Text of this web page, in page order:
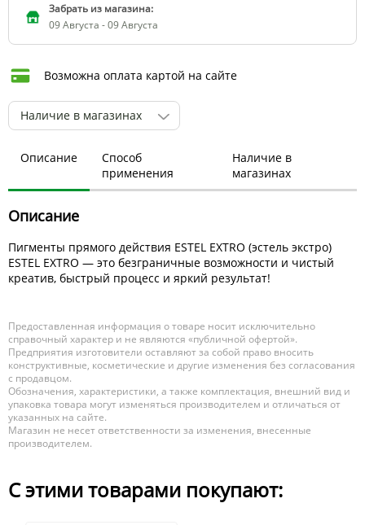
Забрать из магазина:
09 Августа - 09 Августа
Возможна оплата картой на сайте
Наличие в магазинах
Описание
Способ
применения
Наличие в
магазинах
Описание
Пигменты прямого действия ESTEL EXTRO (эстель экстро)
ESTEL EXTRO — это безграничные возможности и чистый
креатив, быстрый процесс и яркий результат!
Предоставленная информация о товаре носит исключительно
справочный характер и не являются «публичной офертой».
Предприятия изготовители оставляют за собой право вносить
конструктивные, косметические и другие изменения без согласования
с продавцом.
Обозначения, характеристики, а также комплектация, внешний вид и
упаковка товара могут изменяться производителем и отличаться от
указанных на сайте.
Магазин не несет ответственности за изменения, внесенные
производителем.
С этими товарами покупают: